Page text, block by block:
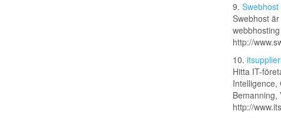
9.
Swebhost
http://
10.
Hitta IT-
Intelligence,
Bemanning,
http://